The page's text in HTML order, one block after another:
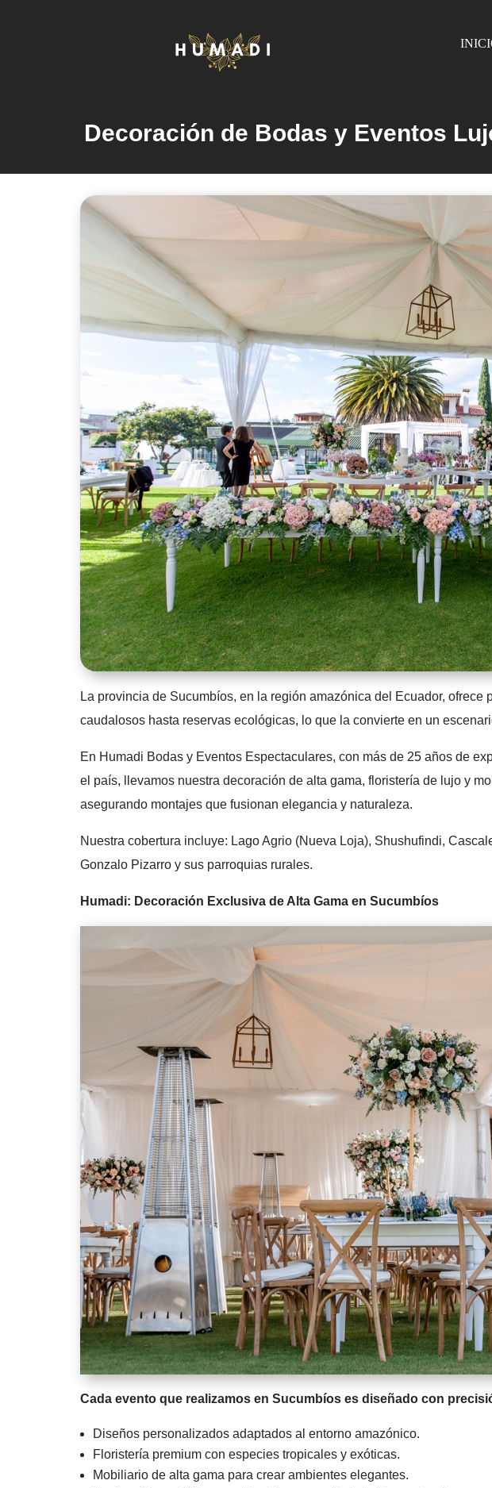
Decoración de Bodas y Eventos
La provincia de Sucumbíos, en la región amazónica del Ecuador,
caudalosos hasta reservas ecológicas, lo que la convierte en un
En Humadi Bodas y Eventos Espectaculares, con más de 25 años de
el país, llevamos nuestra decoración de alta gama, floristería de lujo y
asegurando montajes que fusionan elegancia y naturaleza.
Nuestra cobertura incluye: Lago Agrio (Nueva Loja), Shushufindi,
Gonzalo Pizarro y sus parroquias rurales.
Humadi: Decoración Exclusiva de Alta Gama en Sucumbíos
Cada evento que realizamos en Sucumbíos es diseñado con
Diseños personalizados adaptados al entorno amazónico.
Floristería premium con especies tropicales y exóticas.
Mobiliario de alta gama para crear ambientes elegantes.